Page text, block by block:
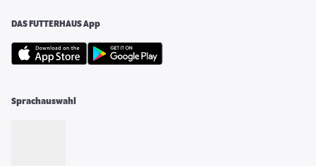
DAS FUTTERHAUS App
Sprachauswahl